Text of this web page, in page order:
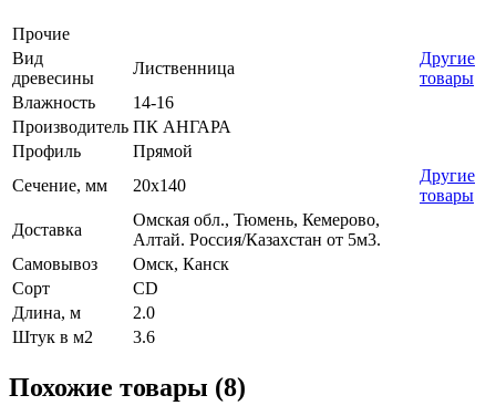
Прочие
Вид
древесины
Лиственница
Другие
товары
Влажность
14-16
Производитель ПК АНГАРА
Профиль
Прямой
Сечение, мм
20х140
Другие
товары
Доставка
Омская обл., Тюмень, Кемерово,
Алтай. Россия/Казахстан от 5м3.
Самовывоз
Омск, Канск
Сорт
CD
Длина, м
2.0
Штук в м2
3.6
Похожие товары (8)